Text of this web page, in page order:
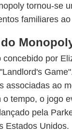
tornou-se
familiares
por
associadas ao
tempo, o jogo
pela
Estados Unidos.